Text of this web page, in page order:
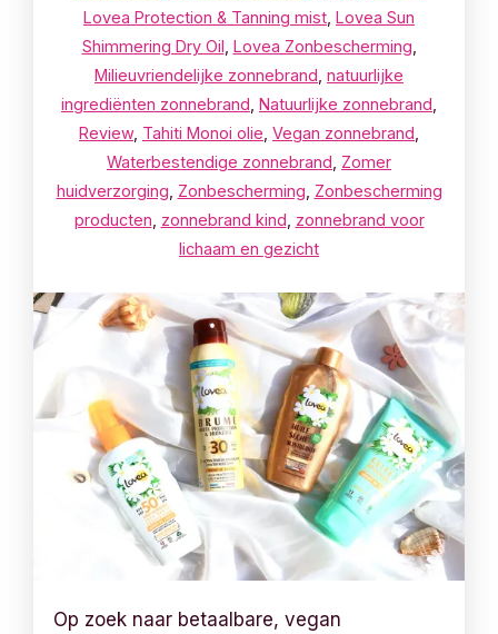
Lovea Protection & Tanning mist Lovea Sun
Shimmering Dry Oil Lovea Zonbescherming
Milieuvriendelijke zonnebrand natuurlijke
ingrediënten zonnebrand Natuurlijke zonnebrand
Review, Tahiti Monoi olie Vegan zonnebrand
Waterbestendige zonnebrand Zomer
huidverzorging Zonbescherming Zonbescherming
producten zonnebrand kind zonnebrand voor
lichaam en gezicht
Op zoek naar betaalbare, vegan